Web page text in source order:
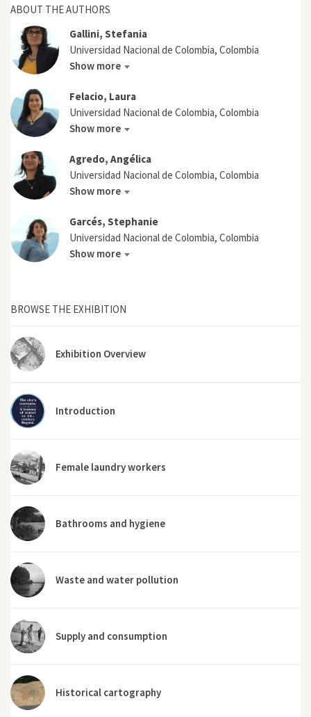
ABOUT THE AUTHORS
Gallini, Stefania
Universidad Nacional de Colombia, Colombia
Show more
Felacio, Laura
Universidad Nacional de Colombia, Colombia
Show more
Agredo, Angélica
Universidad Nacional de Colombia, Colombia
Show more
Garcés, Stephanie
Universidad Nacional de Colombia, Colombia
Show more
BROWSE THE EXHIBITION
Exhibition Overview
Introduction
Female laundry workers
Bathrooms and hygiene
Waste and water pollution
Supply and consumption
Historical cartography